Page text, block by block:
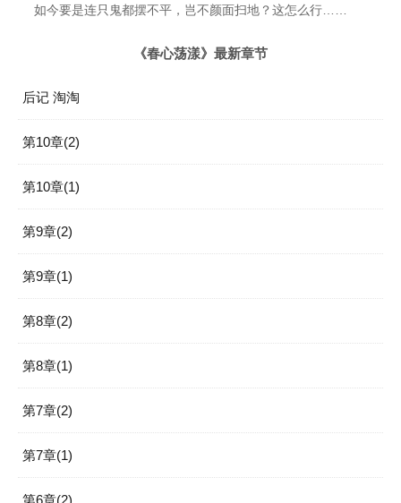
如今要是连只鬼都摆不平，岂不颜面扫地？这怎么行……
《春心荡漾》最新章节
后记 淘淘
第10章(2)
第10章(1)
第9章(2)
第9章(1)
第8章(2)
第8章(1)
第7章(2)
第7章(1)
第6章(2)